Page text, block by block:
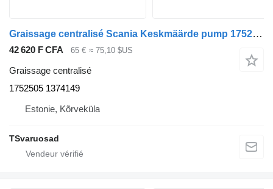
Graissage centralisé Scania Keskmäärde pump 1752505 pour tracteur routier Scania P94
42 620 F CFA 65 € ≈ 75,10 $US
Graissage centralisé
1752505 1374149
Estonie, Kõrveküla
TSvaruosad